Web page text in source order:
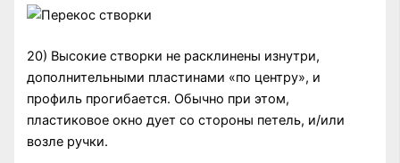
20) Высокие створки не расклинены изнутри,
дополнительными пластинами «по центру», и
профиль прогибается. Обычно при этом,
пластиковое окно дует со стороны петель, и/или
возле ручки.